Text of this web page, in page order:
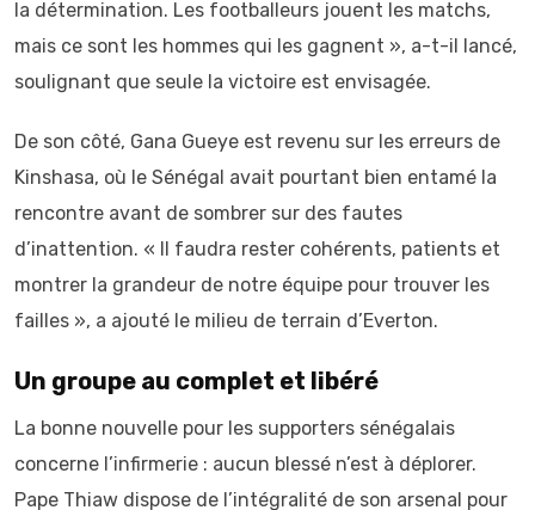
la détermination. Les footballeurs jouent les matchs,
mais ce sont les hommes qui les gagnent », a-t-il lancé,
soulignant que seule la victoire est envisagée.
De son côté, Gana Gueye est revenu sur les erreurs de
Kinshasa, où le Sénégal avait pourtant bien entamé la
rencontre avant de sombrer sur des fautes
d’inattention. « Il faudra rester cohérents, patients et
montrer la grandeur de notre équipe pour trouver les
failles », a ajouté le milieu de terrain d’Everton.
Un groupe au complet et libéré
La bonne nouvelle pour les supporters sénégalais
concerne l’infirmerie : aucun blessé n’est à déplorer.
Pape Thiaw dispose de l’intégralité de son arsenal pour